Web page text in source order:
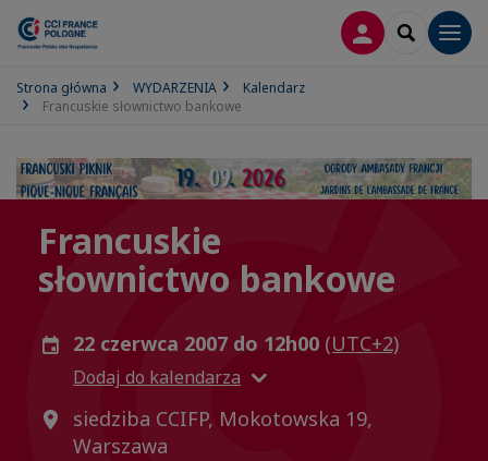
LOGOWANIE
SEARCH
Strona główna WYDARZENIA
Kalendarz
Francuskie słownictwo bankowe
Francuskie
słownictwo bankowe
22 czerwca 2007 do 12h00 (UTC+2)
Dodaj do kalendarza
siedziba CCIFP, Mokotowska 19,
Warszawa